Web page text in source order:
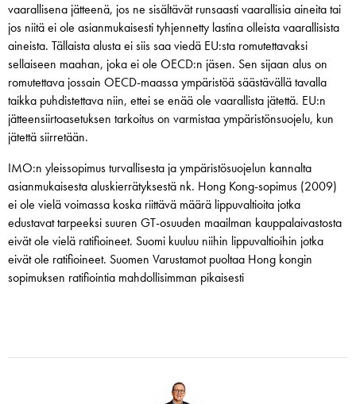
vaarallisena jätteenä, jos ne sisältävät runsaasti vaarallisia aineita tai
jos niitä ei ole asianmukaisesti tyhjennetty lastina olleista vaarallisista
aineista. Tällaista alusta ei siis saa viedä EU:sta romutettavaksi
sellaiseen maahan, joka ei ole OECD:n jäsen. Sen sijaan alus on
romutettava jossain OECD-maassa ympäristöä säästävällä tavalla
taikka puhdistettava niin, ettei se enää ole vaarallista jätettä. EU:n
jätteensiirtoasetuksen tarkoitus on varmistaa ympäristönsuojelu, kun
jätettä siirretään.
IMO:n yleissopimus turvallisesta ja ympäristösuojelun kannalta
asianmukaisesta aluskierrätyksestä nk. Hong Kong-sopimus (2009)
ei ole vielä voimassa koska riittävä määrä lippuvaltioita jotka
edustavat tarpeeksi suuren GT-osuuden maailman kauppalaivastosta
eivät ole vielä ratifioineet. Suomi kuuluu niihin lippuvaltioihin jotka
eivät ole ratifioineet. Suomen Varustamot puoltaa Hong kongin
sopimuksen ratifiointia mahdollisimman pikaisesti